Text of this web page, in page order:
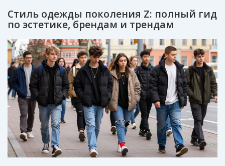
Стиль одежды поколения Z: полный гид
по эстетике, брендам и трендам